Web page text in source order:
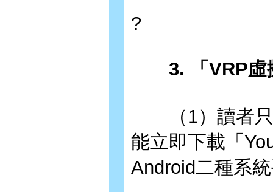
?
3. 「VRP虛
（1）讀者只
能立即下載「
Android二種系